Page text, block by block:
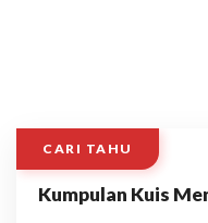
CARI TAHU
Kumpulan Kuis